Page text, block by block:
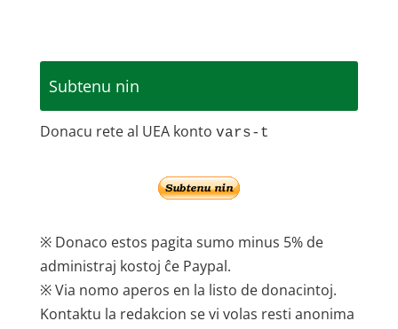
Subtenu nin
Donacu rete al UEA konto vars-t
※ Donaco estos pagita sumo minus 5% de
administraj kostoj ĉe Paypal.
※ Via nomo aperos en la listo de donacintoj.
Kontaktu la redakcion se vi volas resti anonima